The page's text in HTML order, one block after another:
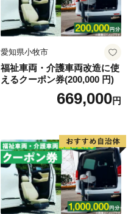
愛知県小牧市
福祉車両・介護車両改造に使
えるクーポン券(200,000 円)
669,000円